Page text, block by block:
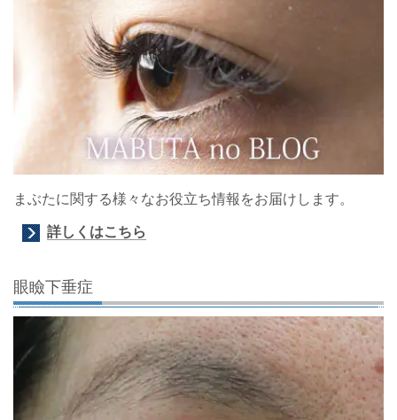
まぶたに関する様々なお役立ち情報をお届けします。
詳しくはこちら
眼瞼下垂症